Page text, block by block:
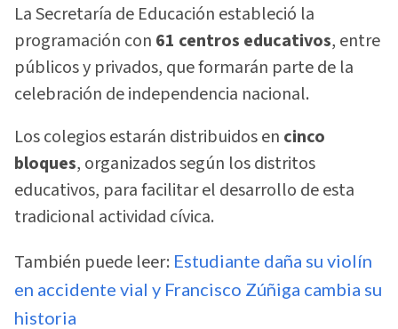
La Secretaría de Educación estableció la
programación con 61 centros educativos, entre
públicos y privados, que formarán parte de la
celebración de independencia nacional.
Los colegios estarán distribuidos en cinco
bloques, organizados según los distritos
educativos, para facilitar el desarrollo de esta
tradicional actividad cívica.
También puede leer: Estudiante daña su violín
en accidente vial y Francisco Zúñiga cambia su
historia